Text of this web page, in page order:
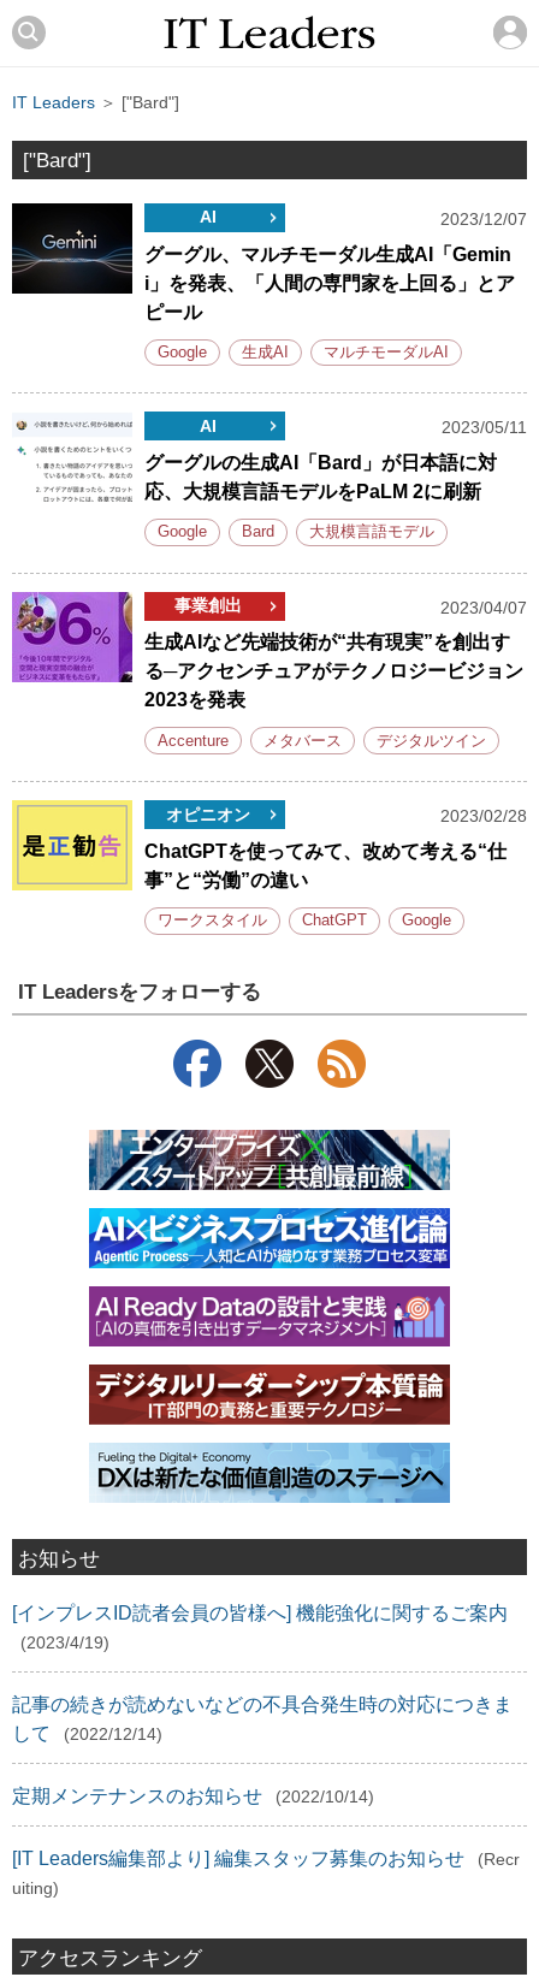
IT Leaders ＞ ["Bard"]
["Bard"]
AI 2023/12/07
グーグル、マルチモーダル生成AI「Gemin
i」を発表、「人間の専門家を上回る」とア
ピール
Google 生成AI マルチモーダルAI
AI 2023/05/11
グーグルの生成AI「Bard」が日本語に対
応、大規模言語モデルをPaLM 2に刷新
Google Bard 大規模言語モデル
事業創出 2023/04/07
生成AIなど先端技術が“共有現実”を創出す
る─アクセンチュアがテクノロジービジョン
2023を発表
Accenture メタバース デジタルツイン
オピニオン 2023/02/28
ChatGPTを使ってみて、改めて考える“仕
事”と“労働”の違い
ワークスタイル ChatGPT Google
IT Leadersをフォローする
お知らせ
[インプレスID読者会員の皆様へ] 機能強化に関するご案内
(2023/4/19)
記事の続きが読めないなどの不具合発生時の対応につきま
して
(2022/12/14)
定期メンテナンスのお知らせ (2022/10/14)
[IT Leaders編集部より] 編集スタッフ募集のお知らせ
(Recr
uiting)
アクセスランキング